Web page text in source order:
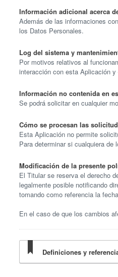
Información adicional acerca
Además de las informaciones
los Datos Personales.
Log del sistema y
Por motivos relativos al
interacción con esta Aplicación
Información no contenida en
Se podrá solicitar en cualquier
Cómo se procesan las
Esta Aplicación no permite
Para determinar si cualquiera
Modificación de la presente
El Titular se reserva el derecho
legalmente posible notificando
tomando como referencia la
En el caso de que los cambios
Definiciones y